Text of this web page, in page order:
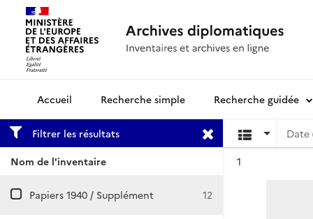
Archives diplomatiquesRecherche simple Recherche guidée
Filtrer les résultats
Nom de l'inventaire
Papiers 1940 / Supplément 12
Date
1